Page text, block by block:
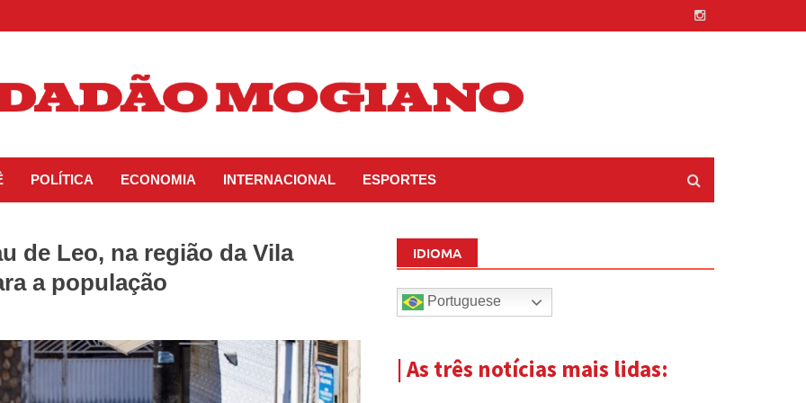
POLÍTICA ECONOMIA INTERNACIONAL ESPORTES
de Leo, na região da Vila
a população
IDIOMA
Portuguese
| As três notícias mais lidas: